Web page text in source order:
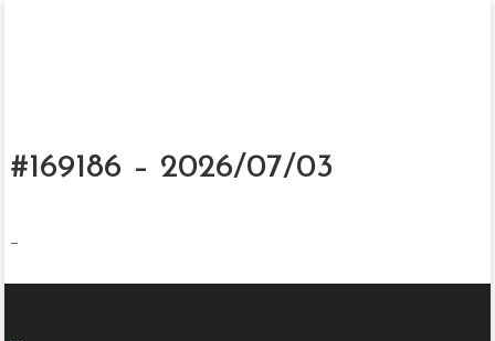
#169186 – 2026/07/03
–